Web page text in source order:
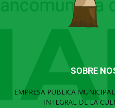
SOBRE
EMPRESA PUBLICA
INTEGRAL DE LA